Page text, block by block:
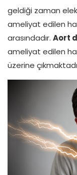
geldiği zaman
ameliyat edilen
arasındadır. Aort
ameliyat edilen
üzerine